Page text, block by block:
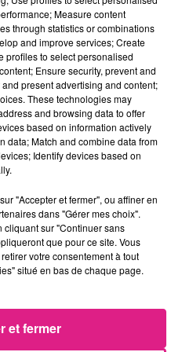
derniers peuvent
contacts et
est diplômée de
Celle-ci a déjà été
pas trouvé
mais cela lui
champs de
sont soumises
aux intervenants
Giannone,déclare
un « bon rapport
de favoriser la
Measure content
through statistics or combinations
and improve services; Create
profiles to select personalised
Ensure security, prevent and
present advertising and content;
These technologies may
and browsing data to offer
based on information actively
data; Match and combine data from
Identify devices based on
"Accepter et fermer", ou affiner en
dans "Gérer mes choix".
cliquant sur "Continuer sans
que pour ce site. Vous
votre consentement à tout
situé en bas de chaque page.
et fermer